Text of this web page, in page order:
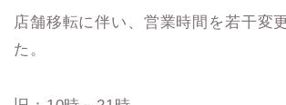
店舗移転に伴い、営業時間を若干変
た。